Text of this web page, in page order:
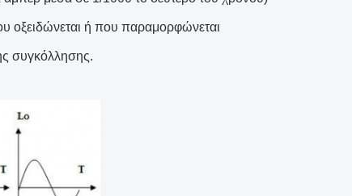
οξειδώνεται ή που παραμορφώνεται
συγκόλλησης.